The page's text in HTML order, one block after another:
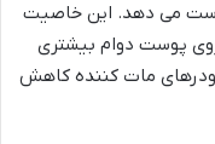
می دهد. این خاصیت
پوست دوام بیشتری
مات کننده کاهش